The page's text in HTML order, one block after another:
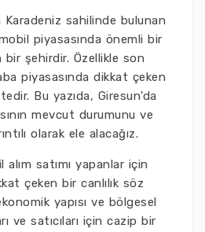
Karadeniz sahilinde bulunan
piyasasında önemli bir
şehirdir. Özellikle son
piyasasında dikkat çeken
Bu yazıda, Giresun'da
mevcut durumunu ve
olarak ele alacağız.
satımı yapanlar için
çeken bir canlılık söz
yapısı ve bölgesel
ve satıcıları için cazip bir